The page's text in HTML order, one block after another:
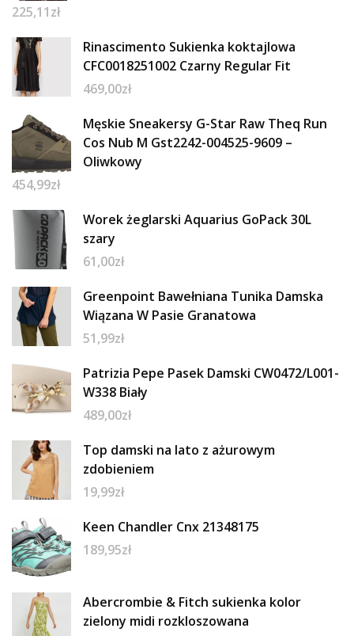
225,11zł
Rinascimento Sukienka koktajlowa
CFC0018251002 Czarny Regular Fit
469,00zł
Męskie Sneakersy G-Star Raw Theq Run
Cos Nub M Gst2242-004525-9609 –
Oliwkowy
454,99zł
Worek żeglarski Aquarius GoPack 30L
szary
61,00zł
Greenpoint Bawełniana Tunika Damska
Wiązana W Pasie Granatowa
51,99zł
Patrizia Pepe Pasek Damski CW0472/L001-
W338 Biały
489,00zł
Top damski na lato z ażurowym
zdobieniem
19,99zł
Keen Chandler Cnx 21348175
189,95zł
Abercrombie & Fitch sukienka kolor
zielony midi rozkloszowana